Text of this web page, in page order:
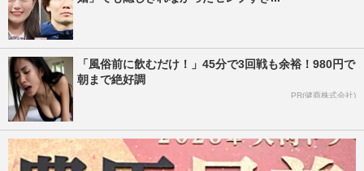
「風俗前に飲むだけ！」45分で3回戦も余裕！980円で
朝まで絶好調
PR(健商株式会社)